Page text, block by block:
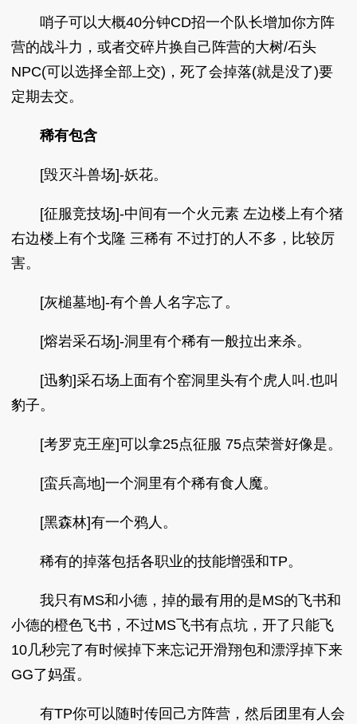
哨子可以大概40分钟CD招一个队长增加你方阵
营的战斗力，或者交碎片换自己阵营的大树/石头
NPC(可以选择全部上交)，死了会掉落(就是没了)要
定期去交。
稀有包含
[毁灭斗兽场]-妖花。
[征服竞技场]-中间有一个火元素 左边楼上有个猪
右边楼上有个戈隆 三稀有 不过打的人不多，比较厉
害。
[灰槌墓地]-有个兽人名字忘了。
[熔岩采石场]-洞里有个稀有一般拉出来杀。
[迅豹]采石场上面有个窑洞里头有个虎人叫.也叫
豹子。
[考罗克王座]可以拿25点征服 75点荣誉好像是。
[蛮兵高地]一个洞里有个稀有食人魔。
[黑森林]有一个鸦人。
稀有的掉落包括各职业的技能增强和TP。
我只有MS和小德，掉的最有用的是MS的飞书和
小德的橙色飞书，不过MS飞书有点坑，开了只能飞
10几秒完了有时候掉下来忘记开滑翔包和漂浮掉下来
GG了妈蛋。
有TP你可以随时传回己方阵营，然后团里有人会